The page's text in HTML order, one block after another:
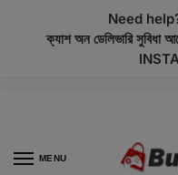
Need
ক্যাশ অন ডেলিভারি সুবিধা
MENU